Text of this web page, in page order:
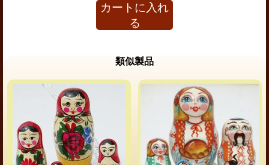
カートに入れ
る
類似製品